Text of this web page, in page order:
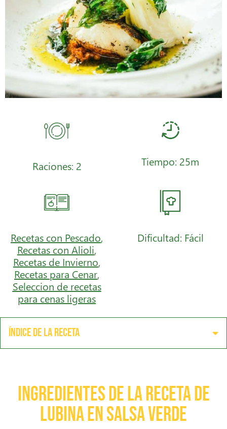
Raciones: 2 Tiempo: 25m
Recetas con Pescado,
Recetas con Alioli,
Recetas de Invierno,
Recetas para Cenar,
Seleccion de recetas
para cenas ligeras
Dificultad: Fácil
Índice de la receta
Ingredientes de la receta de
lubina en salsa verde